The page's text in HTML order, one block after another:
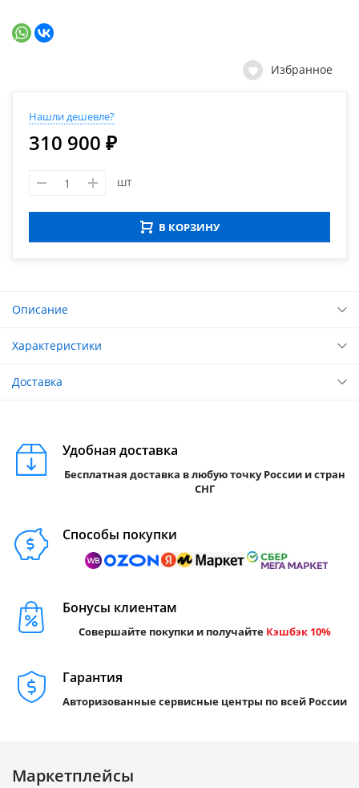
Избранное
Нашли дешевле?
310 900 ₽
шт
В КОРЗИНУ
Описание
Характеристики
Доставка
Удобная доставка
Бесплатная доставка в любую точку России и стран
СНГ
Способы покупки
Бонусы клиентам
Совершайте покупки и получайте Кэшбэк 10%
Гарантия
Авторизованные сервисные центры по всей России
Маркетплейсы